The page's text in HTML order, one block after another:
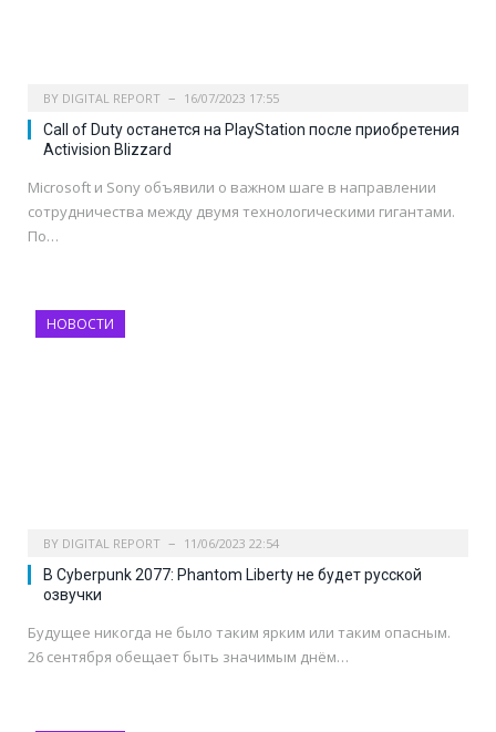
BY DIGITAL REPORT 16/07/2023 17:55
Call of Duty останется на PlayStation после приобретения
Activision Blizzard
Microsoft и Sony объявили о важном шаге в направлении
сотрудничества между двумя технологическими гигантами.
По…
НОВОСТИ
BY DIGITAL REPORT 11/06/2023 22:54
В Cyberpunk 2077: Phantom Liberty не будет русской
озвучки
Будущее никогда не было таким ярким или таким опасным.
26 сентября обещает быть значимым днём…